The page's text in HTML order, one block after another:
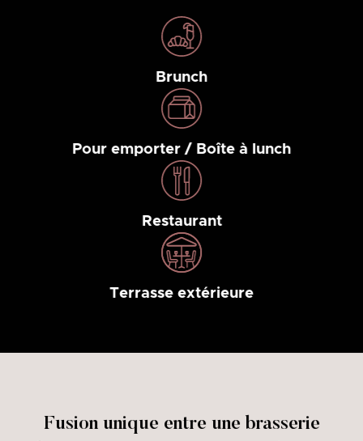
Brunch
Pour emporter / Boîte à lunch
Restaurant
Terrasse extérieure
Fusion unique entre une brasserie